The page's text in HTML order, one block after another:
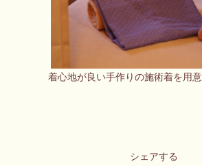
着心地が良い手作りの施術着を用意
シェアする